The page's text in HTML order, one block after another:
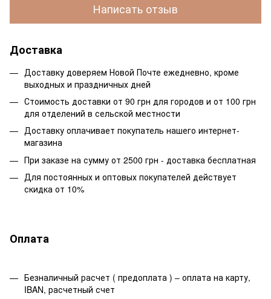
Написать отзыв
Доставка
Доставку доверяем Новой Почте ежедневно, кроме
выходных и праздничных дней
Стоимость доставки от 90 грн для городов и от 100 грн
для отделений в сельской местности
Доставку оплачивает покупатель нашего интернет-
магазина
При заказе на сумму от 2500 грн - доставка бесплатная
Для постоянных и оптовых покупателей действует
скидка от 10%
Оплата
Безналичный расчет ( предоплата ) – оплата на карту,
IBAN, расчетный счет